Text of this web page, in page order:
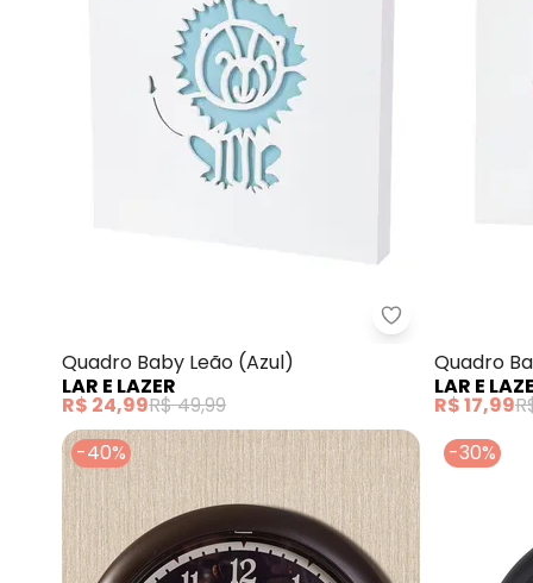
Lar e Lazer -
Quadro Baby Leão (Azul)
LAR E LAZER
R$ 24,99R$ 49,99
Quadro
LAR E
R$ 17,99
-40%
-30%